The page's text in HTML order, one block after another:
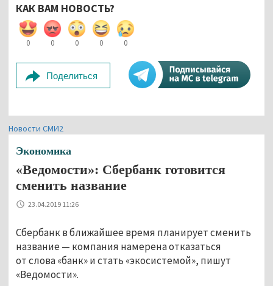
КАК ВАМ НОВОСТЬ?
0 0 0 0 0
Поделиться
Новости СМИ2
Экономика
«Ведомости»: Сбербанк готовится
сменить название
23.04.2019 11:26
Сбербанк в ближайшее время планирует сменить
название — компания намерена отказаться
от слова «банк» и стать «экосистемой», пишут
«Ведомости».